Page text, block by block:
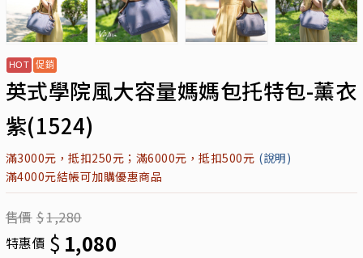
英式學院風大容量媽媽包托特包-薰衣
紫(1524)
滿3000元，抵扣250元；滿6000元，抵扣500元 (說明)
滿4000元結帳可加購優惠商品
售價 $1,280
特惠價 $ 1,080